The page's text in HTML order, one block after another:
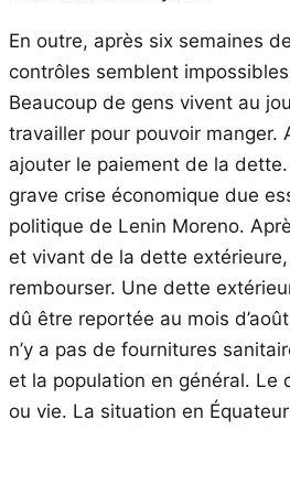
En outre, après six semaines
contrôles semblent
Beaucoup de gens vivent au
travailler pour pouvoir manger.
ajouter le paiement de la
grave crise économique due
politique de Lenin Moreno.
et vivant de la dette extérieure,
rembourser. Une dette
dû être reportée au mois
n’y a pas de fournitures
et la population en général. Le
ou vie. La situation en